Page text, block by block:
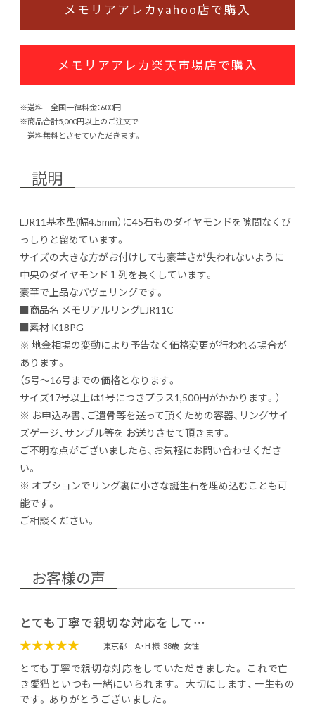
メモリアアレカyahoo店で購入
メモリアアレカ楽天市場店で購入
※送料 全国一律料金：600円
※商品合計5,000円以上のご注文で
送料無料とさせていただきます。
説明
LJR11基本型(幅4.5mm）に45石ものダイヤモンドを隙間なくび
っしりと留めています。
サイズの大きな方がお付けしても豪華さが失われないように
中央のダイヤモンド１列を長くしています。
豪華で上品なパヴェリングです。
■商品名 メモリアルリングLJR11C
■素材 K18PG
※ 地金相場の変動により予告なく価格変更が行われる場合が
あります。
（5号〜16号までの価格となります。
サイズ17号以上は1号につきプラス1,500円がかかります。）
※ お申込み書、ご遺骨等を送って頂くための容器、リングサイ
ズゲージ、サンプル等を お送りさせて頂きます。
ご不明な点がございましたら、お気軽にお問い合わせくださ
い。
※ オプションでリング裏に小さな誕生石を埋め込むことも可
能です。
ご相談ください。
お客様の声
とても丁寧で親切な対応をして…
★★★★★
東京都 A・H 様 38歳 女性
とても丁寧で親切な対応をしていただきました。 これで亡
き愛猫といつも一緒にいられます。 大切にします、一生もの
です。ありがとうございました。